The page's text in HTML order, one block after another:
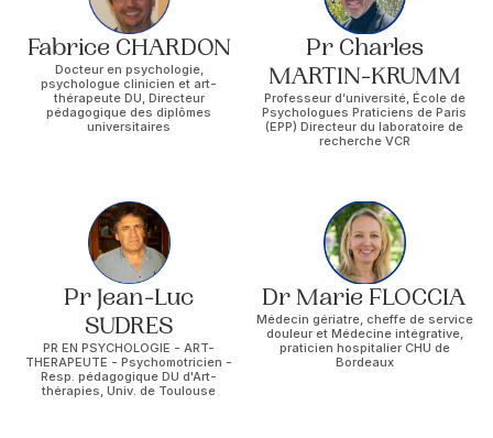
Fabrice CHARDON
Docteur en psychologie,
psychologue clinicien et art-
thérapeute DU, Directeur
pédagogique des diplômes
universitaires
Pr Charles
MARTIN-KRUMM
Professeur d’université, École de
Psychologues Praticiens de Paris
(EPP) Directeur du laboratoire de
recherche VCR
Pr Jean-Luc
SUDRES
PR EN PSYCHOLOGIE - ART-
THERAPEUTE - Psychomotricien -
Resp. pédagogique DU d'Art-
thérapies, Univ. de Toulouse
Dr Marie FLOCCIA
Médecin gériatre, cheffe de service
douleur et Médecine intégrative,
praticien hospitalier CHU de
Bordeaux